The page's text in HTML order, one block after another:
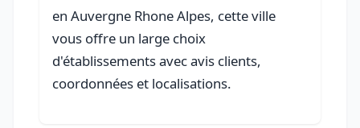
en Auvergne Rhone Alpes, cette ville
vous offre un large choix
d'établissements avec avis clients,
coordonnées et localisations.